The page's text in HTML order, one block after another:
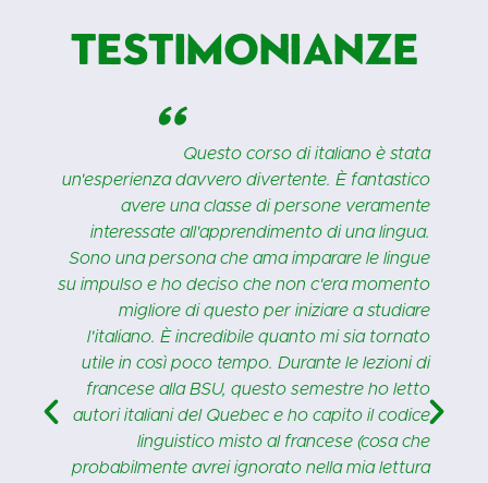
Testimonianze
" Questo corso di italiano è stata
un'esperienza davvero divertente. È fantastico
avere una classe di persone veramente
interessate all'apprendimento di una lingua.
Sono una persona che ama imparare le lingue
su impulso e ho deciso che non c'era momento
migliore di questo per iniziare a studiare
l'italiano. È incredibile quanto mi sia tornato
utile in così poco tempo. Durante le lezioni di
francese alla BSU, questo semestre ho letto
autori italiani del Quebec e ho capito il codice
linguistico misto al francese (cosa che
probabilmente avrei ignorato nella mia lettura